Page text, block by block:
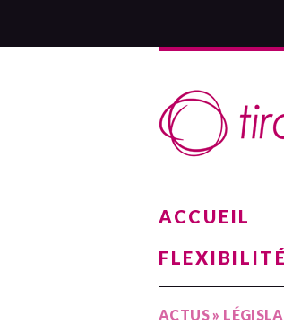
ACCUEIL
FLEXIBILITÉ
ACTUS»